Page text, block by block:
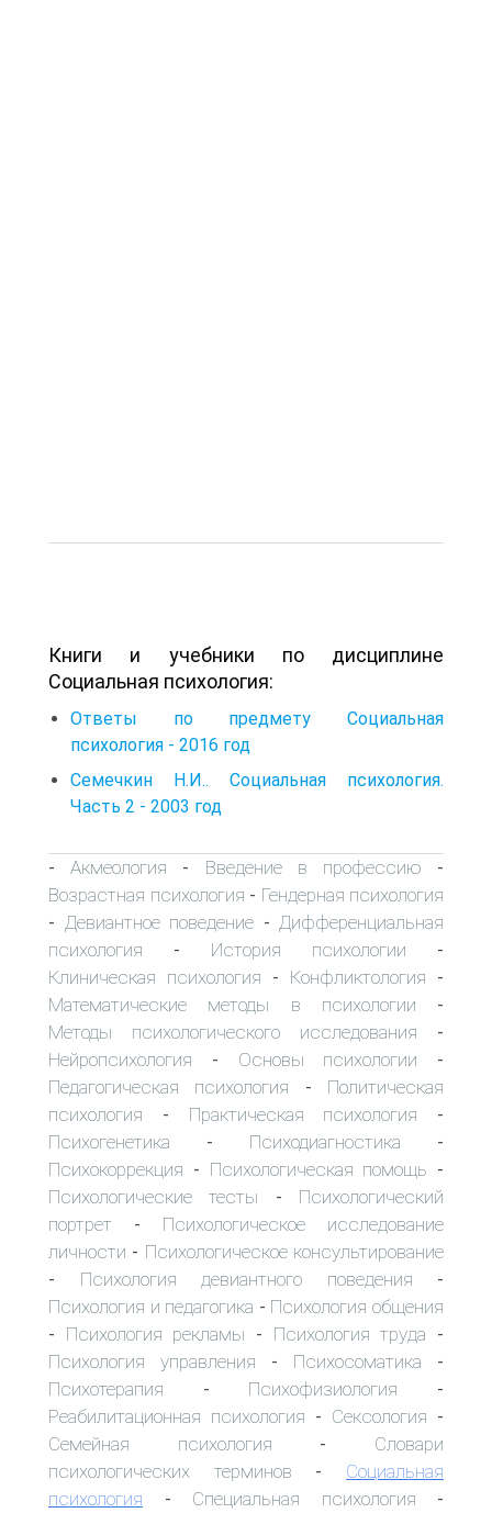
Книги и учебники по дисциплине
Социальная психология:
Ответы по предмету Социальная
психология - 2016 год
Семечкин Н.И.. Социальная психология.
Часть 2 - 2003 год
-Акмеология - Введение в профессию -
Возрастная психология - Гендерная психология
- Девиантное поведение - Дифференциальная
психология - История психологии -
Клиническая психология - Конфликтология -
Математические методы в психологии -
Методы психологического исследования -
Нейропсихология - Основы психологии -
Педагогическая психология - Политическая
психология - Практическая психология -
Психогенетика - Психодиагностика -
Психокоррекция - Психологическая помощь -
Психологические тесты - Психологический
портрет - Психологическое исследование
личности - Психологическое консультирование
- Психология девиантного поведения -
Психология и педагогика - Психология общения
- Психология рекламы - Психология труда -
Психология управления - Психосоматика -
Психотерапия - Психофизиология -
Реабилитационная психология - Сексология -
Семейная психология - Словари
психологических терминов - Социальная
психология - Специальная психология -